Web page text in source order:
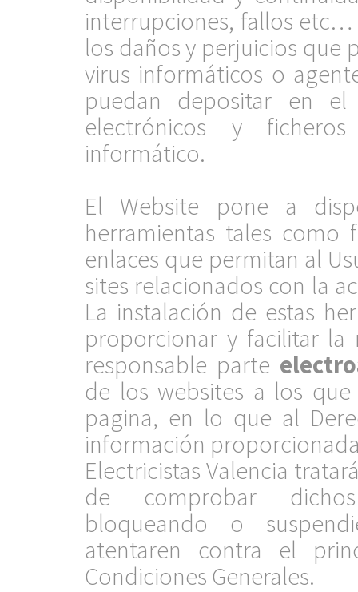
interrupciones, fallos
los daños y perjuicios que
virus informáticos o
puedan depositar en
electrónicos y
informático.
El Website pone a
herramientas tales
enlaces que permitan al
sites relacionados con la
La instalación de estas
proporcionar y facilitar la
responsable parte
de los websites a los
pagina, en lo que al
información
Electricistas Valencia
de comprobar dichos
bloqueando o
atentaren contra el
Condiciones Generales.